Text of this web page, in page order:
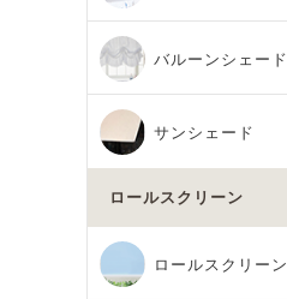
バルーンシェード
サンシェード
ロールスクリーン
ロールスクリーン